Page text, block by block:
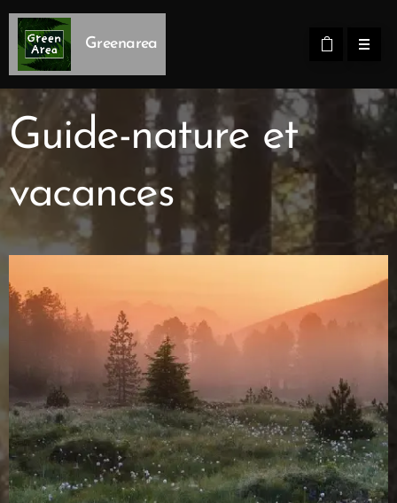
Greenarea
Guide-nature et
vacances